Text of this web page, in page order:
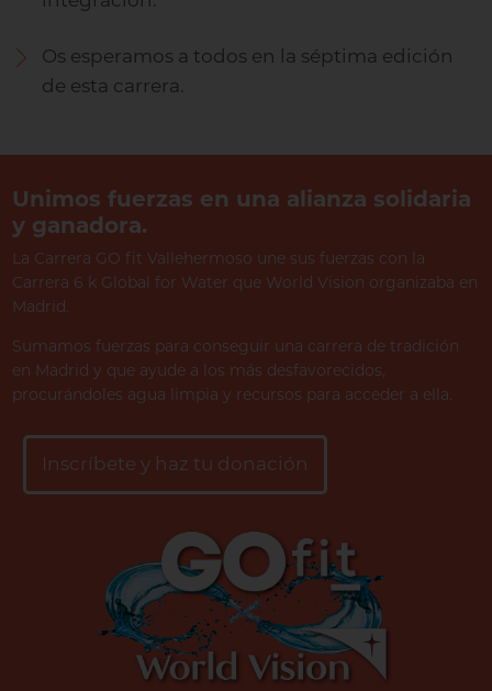
Os esperamos a todos en la séptima edición
de esta carrera.
Unimos fuerzas en una alianza solidaria
y ganadora.
La Carrera GO fit Vallehermoso une sus fuerzas con la
Carrera 6 k Global for Water que World Vision organizaba en
Madrid.
Sumamos fuerzas para conseguir una carrera de tradición
en Madrid y que ayude a los más desfavorecidos,
procurándoles agua limpia y recursos para acceder a ella.
Inscríbete y haz tu donación